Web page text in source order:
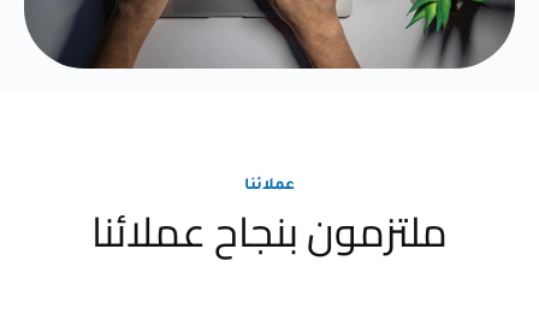
عملائنا
ملتزمون بنجاح عملائنا